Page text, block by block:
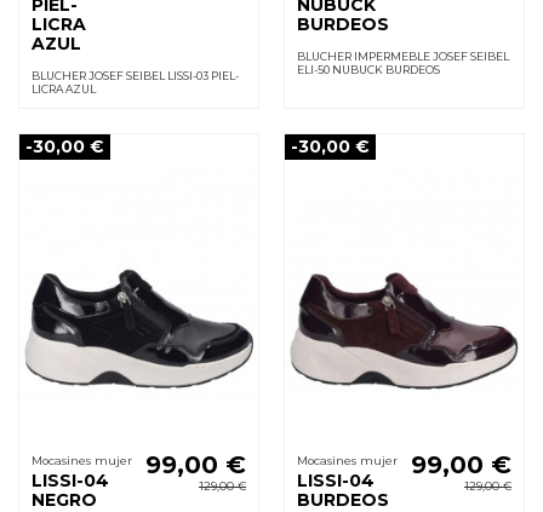
PIEL-
LICRA
AZUL
BLUCHER JOSEF SEIBEL LISSI-03 PIEL-
LICRA AZUL
NUBUCK
BURDEOS
BLUCHER IMPERMEBLE JOSEF SEIBEL
ELI-50 NUBUCK BURDEOS
-30,00 €
Mocasines mujer
LISSI-04
NEGRO
99,00 €
129,00 €
-30,00 €
Mocasines mujer
LISSI-04
BURDEOS
99,00 €
129,00 €